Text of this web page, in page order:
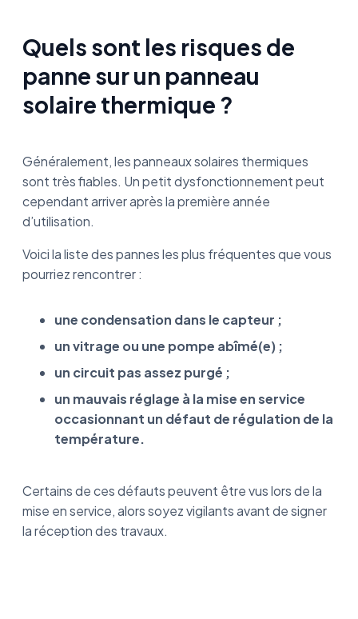
Quels sont les risques de
panne sur un panneau
solaire thermique ?
Généralement, les panneaux solaires thermiques
sont très fiables. Un petit dysfonctionnement peut
cependant arriver après la première année
d’utilisation.
Voici la liste des pannes les plus fréquentes que vous
pourriez rencontrer :
une condensation dans le capteur ;
un vitrage ou une pompe abîmé(e) ;
un circuit pas assez purgé ;
un mauvais réglage à la mise en service
occasionnant un défaut de régulation de la
température.
Certains de ces défauts peuvent être vus lors de la
mise en service, alors soyez vigilants avant de signer
la réception des travaux.